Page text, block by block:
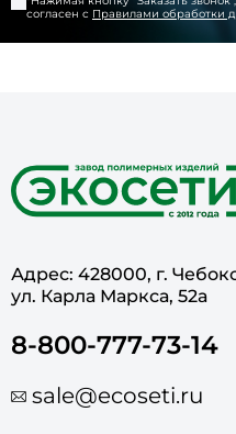
согласен с Правилами обработки
Адрес: 428000, г.
ул. Карла Маркса, 52а
8-800-777-73-14
sale@ecoseti.ru